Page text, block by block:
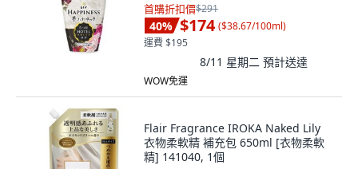
首購折扣價$291
40% $174 ($38.67/100ml)
運費 $195
8/11 星期二 預計送達
WOW免運
Flair Fragrance IROKA Naked Lily
衣物柔軟精 補充包 650ml [衣物柔軟
精] 141040, 1個